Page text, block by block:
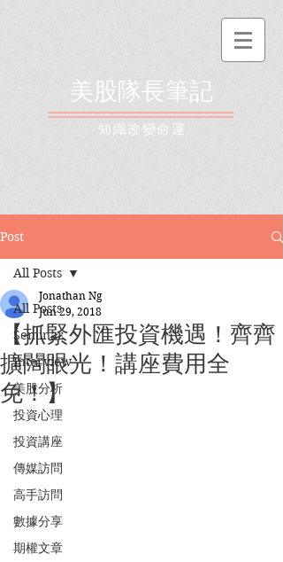
美股隊長筆記
​知識改變命運
Post
All Posts
Seminar
Interview
美股分析
投資心理
投資講座
傳媒訪問
高手訪問
數據分享
期權文章
All Posts
【抓緊外匯投資機遇！齊齊
擴闊眼光！講座費用全
免！】
Jonathan Ng
Jun 29, 2018